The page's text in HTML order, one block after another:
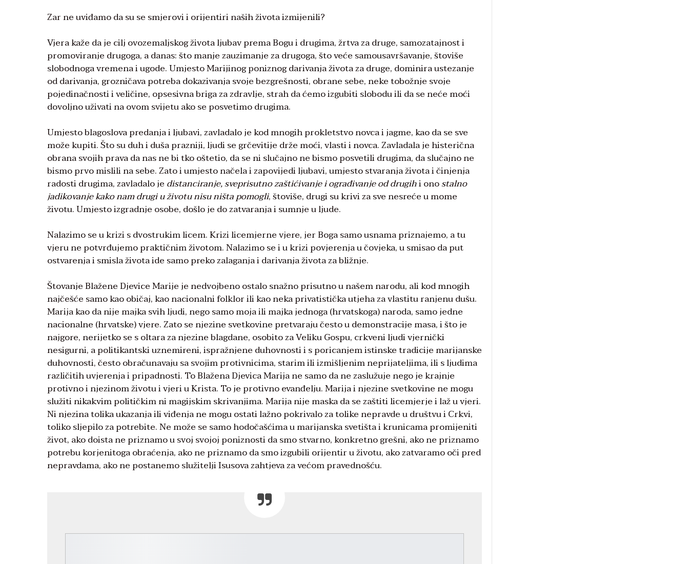
Zar ne uviđamo da su se smjerovi i orijentiri naših života izmijenili?
Vjera kaže da je cilj ovozemaljskog života ljubav prema Bogu i drugima, žrtva za druge, samozatajnost i
promoviranje drugoga, a danas: što manje zauzimanje za drugoga, što veće samousavršavanje, štoviše
slobodnoga vremena i ugode. Umjesto Marijinog poniznog darivanja života za druge, dominira ustezanje
od darivanja, grozničava potreba dokazivanja svoje bezgrešnosti, obrane sebe, neke tobožnje svoje
pojedinačnosti i veličine, opsesivna briga za zdravlje, strah da ćemo izgubiti slobodu ili da se neće moći
dovoljno uživati na ovom svijetu ako se posvetimo drugima.
Umjesto blagoslova predanja i ljubavi, zavladalo je kod mnogih prokletstvo novca i jagme, kao da se sve
može kupiti. Što su duh i duša prazniji, ljudi se grčevitije drže moći, vlasti i novca. Zavladala je histerična
obrana svojih prava da nas ne bi tko oštetio, da se ni slučajno ne bismo posvetili drugima, da slučajno ne
bismo prvo mislili na sebe. Zato i umjesto načela i zapovijedi ljubavi, umjesto stvaranja života i činjenja
radosti drugima, zavladalo je distanciranje, sveprisutno zaštićivanje i ograđivanje od drugihi onostalno
jadikovanje kako nam drugi u životu nisu ništa pomogli, štoviše, drugi su krivi za sve nesreće u mome
životu. Umjesto izgradnje osobe, došlo je do zatvaranja i sumnje u ljude.
Nalazimo se u krizi s dvostrukim licem. Krizi licemjerne vjere, jer Boga samo usnama priznajemo, a tu
vjeru ne potvrđujemo praktičnim životom. Nalazimo se i u krizi povjerenja u čovjeka, u smisao da put
ostvarenja i smisla života ide samo preko zalaganja i darivanja života za bližnje.
Štovanje Blažene Djevice Marije je nedvojbeno ostalo snažno prisutno u našem narodu, ali kod mnogih
najčešće samo kao običaj, kao nacionalni folklor ili kao neka privatistička utjeha za vlastitu ranjenu dušu.
Marija kao da nije majka svih ljudi, nego samo moja ili majka jednoga (hrvatskoga) naroda, samo jedne
nacionalne (hrvatske) vjere. Zato se njezine svetkovine pretvaraju često u demonstracije masa, i što je
najgore, nerijetko se s oltara za njezine blagdane, osobito za Veliku Gospu, crkveni ljudi vjernički
nesigurni, a politikantski uznemireni, ispražnjene duhovnosti i s poricanjem istinske tradicije marijanske
duhovnosti, često obračunavaju sa svojim protivnicima, starim ili izmišljenim neprijateljima, ili s ljudima
različitih uvjerenja i pripadnosti. To Blažena Djevica Marija ne samo da ne zaslužuje nego je krajnje
protivno i njezinom životu i vjeri u Krista. To je protivno evanđelju. Marija i njezine svetkovine ne mogu
služiti nikakvim političkim ni magijskim skrivanjima. Marija nije maska da se zaštiti licemjerje i laž u vjeri.
Ni njezina tolika ukazanja ili viđenja ne mogu ostati lažno pokrivalo za tolike nepravde u društvu i Crkvi,
toliko sljepilo za potrebite. Ne može se samo hodočašćima u marijanska svetišta i krunicama promijeniti
život, ako doista ne priznamo u svoj svojoj poniznosti da smo stvarno, konkretno grešni, ako ne priznamo
potrebu korjenitoga obraćenja, ako ne priznamo da smo izgubili orijentir u životu, ako zatvaramo oči pred
nepravdama, ako ne postanemo služitelji Isusova zahtjeva za većom pravednošću.